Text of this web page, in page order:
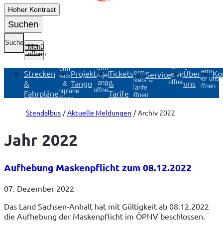
Hoher Kontrast
Suchen
Suche
Menü
öffnen
Strecken
&
Fahrpläne
Untermenü
Strecken
&
Fahrpläne
öffnen
Projekt
Tango
Untermenü
Projekt
Tango
öffnen
Tickets
&
Tarife
Untermenü
Tickets &
Tarife
öffnen
Service
Untermenü
Service
öffnen
Über
uns
Untermenü
Über uns
öffnen
Stendalbus Aktuelle Meldungen Archiv 2022
Jahr 2022
Aufhebung Maskenpflicht zum 08.12.2022
07. Dezember 2022
Das Land Sachsen-Anhalt hat mit Gültigkeit ab 08.12.2022
die Aufhebung der Maskenpflicht im ÖPNV beschlossen.